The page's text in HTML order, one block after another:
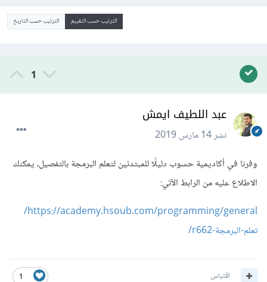
الترتيب حسب التقييم الترتيب حسب التاريخ
1
عبد اللطيف ايمش
نشر14 مارس 2019
وفرنا في أكاديمية حسوب دليلًا للمبتدئين لتعلم البرمجة بالتفصيل، يمكنك
الاطلاع عليه من الرابط الآتي:
https://academy.hsoub.com/programming/general/
تعلم-البرمجة-r662/
1 اقتباس